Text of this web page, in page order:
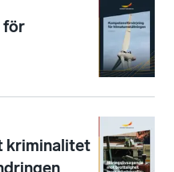
för
kriminalitet